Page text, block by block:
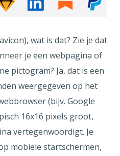
wat is dat? Zie je dat
je een webpagina of
pictogram? Ja, dat is een
weergegeven op het
(bijv. Google
16x16 pixels groot,
vertegenwoordigt. Je
mobiele startschermen,